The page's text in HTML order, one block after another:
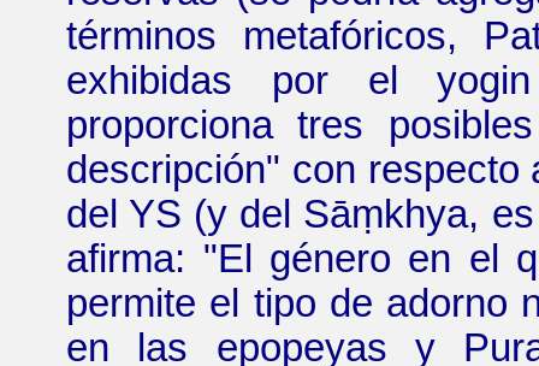
términos metafóricos,
exhibidas por el
proporciona tres
descripción" con respecto
del YS (y del Sāṃkhya,
afirma: "El género en el
permite el tipo de adorno
en las epopeyas y